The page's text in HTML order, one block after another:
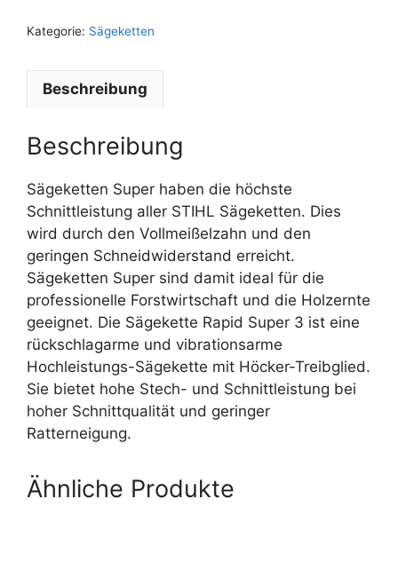
Kategorie: Sägeketten
Beschreibung
Beschreibung
Sägeketten Super haben die höchste
Schnittleistung aller STIHL Sägeketten. Dies
wird durch den Vollmeißelzahn und den
geringen Schneidwiderstand erreicht.
Sägeketten Super sind damit ideal für die
professionelle Forstwirtschaft und die Holzernte
geeignet. Die Sägekette Rapid Super 3 ist eine
rückschlagarme und vibrationsarme
Hochleistungs-Sägekette mit Höcker-Treibglied.
Sie bietet hohe Stech- und Schnittleistung bei
hoher Schnittqualität und geringer
Ratterneigung.
Ähnliche Produkte